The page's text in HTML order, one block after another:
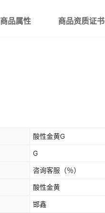
商品属性 商品资质证书
酸性金黄G
G
咨询客服 （％）
酸性金黄
邯鑫